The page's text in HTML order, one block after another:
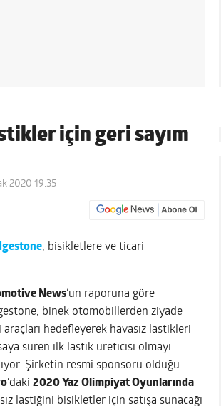
için geri sayım
2020 19:35
, bisikletlere ve ticari
News‘un raporuna göre
binek otomobillerden ziyade
hedefleyerek havasız lastikleri
süren ilk lastik üreticisi olmayı
Şirketin resmi sponsoru olduğu
‘daki 2020 Yaz Olimpiyat Oyunlarında
lastiğini bisikletler için satışa sunacağı